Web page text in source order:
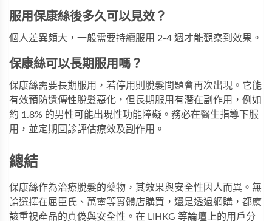
服用保康絲後多久可以見效？
個人差異頗大，一般需要持續服用 2-4 週才能觀察到效果。
保康絲可以長期服用嗎？
保康絲需要長期服用，若停用則脫髮問題會再次出現。它能
有效預防遺傳性脫髮惡化，但長期服用有潛在副作用，例如
約 1.8% 的男性可能出現性功能障礙。務必在醫生指導下服
用，並定期回診評估療效及副作用。
總結
保康絲作為治療脫髮的藥物，其效果與安全性因人而異。無
論選擇在屈臣氏、萬寧等實體店購買，還是透過網購，都應
該重視產品的真偽與安全性。在 LIHKG 等論壇上的用戶分